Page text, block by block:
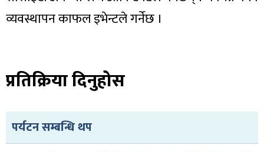
व्यवस्थापन काफल इभेन्टले गर्नेछ ।
प्रतिक्रिया दिनुहोस
पर्यटन सम्बन्धि थप